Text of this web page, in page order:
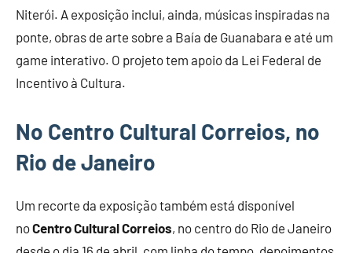
Niterói. A exposição inclui, ainda, músicas inspiradas na
ponte, obras de arte sobre a Baía de Guanabara e até um
game interativo. O projeto tem apoio da Lei Federal de
Incentivo à Cultura.
No Centro Cultural Correios, no
Rio de Janeiro
Um recorte da exposição também está disponível
noCentro Cultural Correios, no centro do Rio de Janeiro